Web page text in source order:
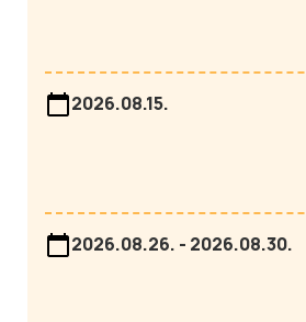
2026.08.15.
2026.08.26. - 2026.08.30.